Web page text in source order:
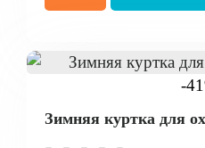
-
Зимняя куртка для